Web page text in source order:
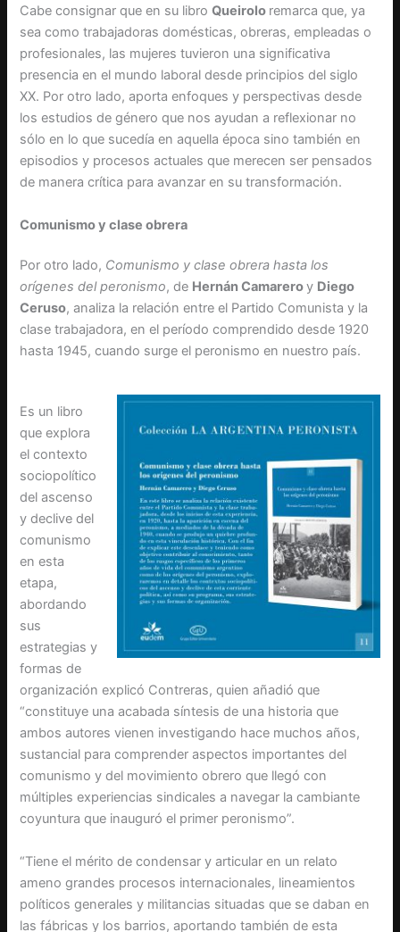
Cabe consignar que en su libroQueirolo remarca que, ya
sea como trabajadoras domésticas, obreras, empleadas o
profesionales, las mujeres tuvieron una significativa
presencia en el mundo laboral desde principios del siglo
XX. Por otro lado, aporta enfoques y perspectivas desde
los estudios de género que nos ayudan a reflexionar no
sólo en lo que sucedía en aquella época sino también en
episodios y procesos actuales que merecen ser pensados
de manera crítica para avanzar en su transformación.
Comunismo y clase obrera
Por otro lado, Comunismo y clase obrera hasta los
orígenes del peronismo, de Hernán Camareroy Diego
Ceruso, analiza la relación entre el Partido Comunista y la
clase trabajadora, en el período comprendido desde 1920
hasta 1945, cuando surge el peronismo en nuestro país.
Es un libro
que explora
el contexto
sociopolítico
del ascenso
y declive del
comunismo
en esta
etapa,
abordando
sus
estrategias y
formas de
organización explicó Contreras, quien añadió que
“constituye una acabada síntesis de una historia que
ambos autores vienen investigando hace muchos años,
sustancial para comprender aspectos importantes del
comunismo y del movimiento obrero que llegó con
múltiples experiencias sindicales a navegar la cambiante
coyuntura que inauguró el primer peronismo”.
“Tiene el mérito de condensar y articular en un relato
ameno grandes procesos internacionales, lineamientos
políticos generales y militancias situadas que se daban en
las fábricas y los barrios, aportando también de esta